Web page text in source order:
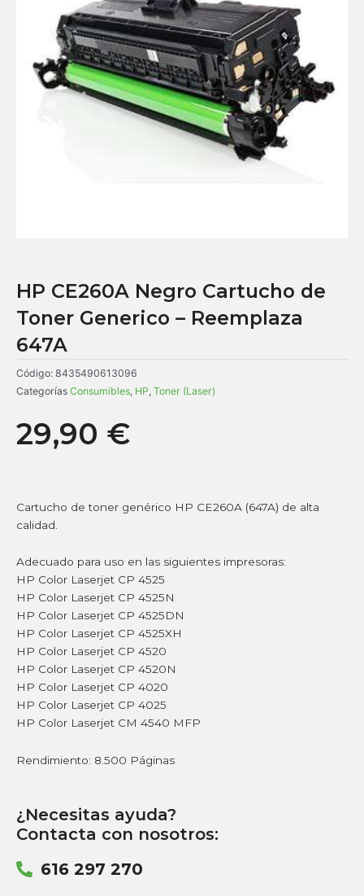
HP CE260A Negro Cartucho de
Toner Generico – Reemplaza
647A
Código: 8435490613096
Categorías Consumibles, HP, Toner (Laser)
29,90 €
Cartucho de toner genérico HP CE260A (647A) de alta
calidad.
Adecuado para uso en las siguientes impresoras:
HP Color Laserjet CP 4525
HP Color Laserjet CP 4525N
HP Color Laserjet CP 4525DN
HP Color Laserjet CP 4525XH
HP Color Laserjet CP 4520
HP Color Laserjet CP 4520N
HP Color Laserjet CP 4020
HP Color Laserjet CP 4025
HP Color Laserjet CM 4540 MFP
Rendimiento: 8.500 Páginas
¿Necesitas ayuda?
Contacta con nosotros:
616 297 270